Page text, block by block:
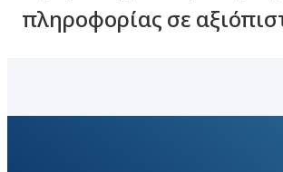
πληροφορίας σε